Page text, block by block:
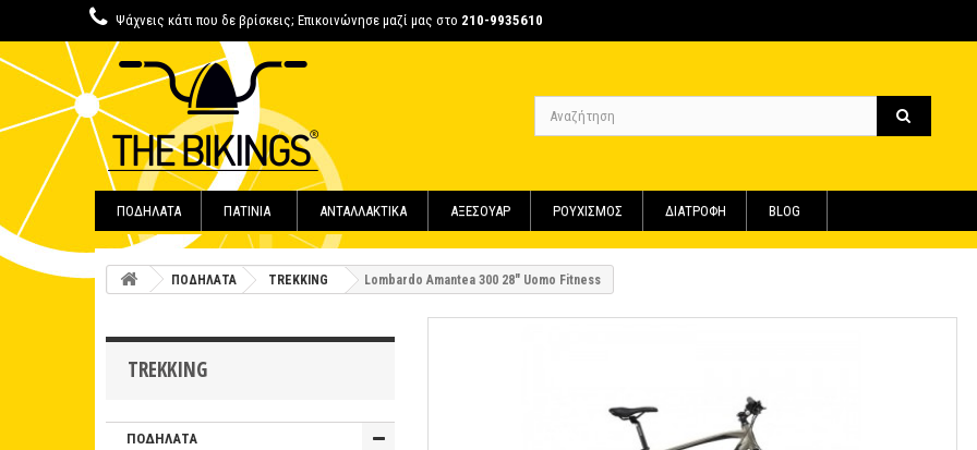
Ψάχνεις κάτι που δε βρίσκεις; Επικοινώνησε μαζί μας στο 210-9935610
ΠΟΔΗΛΑΤΑ ΠΑΤΙΝΙΑ ΑΝΤΑΛΛΑΚΤΙΚΑ ΑΞΕΣΟΥΑΡ ΡΟΥΧΙΣΜΟΣ ΔΙΑΤΡΟΦΗ BLOG
ΠΟΔΗΛΑΤΑ TREKKING Lombardo Amantea 300 28" Uomo Fitness
TREKKING
ΠΟΔΗΛΑΤΑ